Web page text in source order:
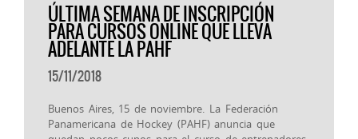
ÚLTIMA SEMANA DE INSCRIPCIÓN
PARA CURSOS ONLINE QUE LLEVA
ADELANTE LA PAHF
15/11/2018
Buenos Aires, 15 de noviembre. La Federación
Panamericana de Hockey (PAHF) anuncia que